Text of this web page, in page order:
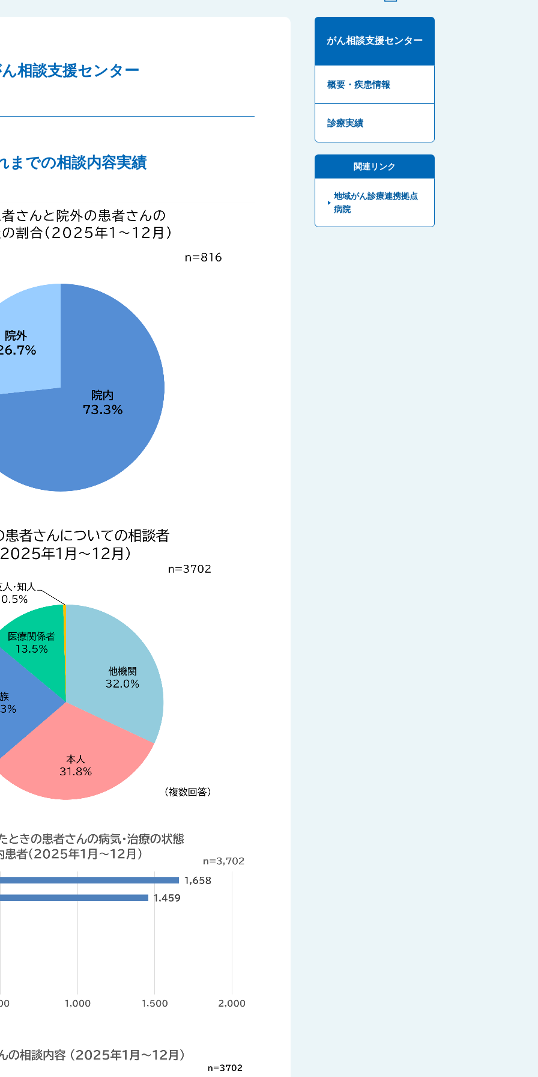
がん相談支援センター
概要・疾患情報
診療実績
関連リンク
地域がん診療連携拠点
病院
相談支援センター
までの相談内容実績